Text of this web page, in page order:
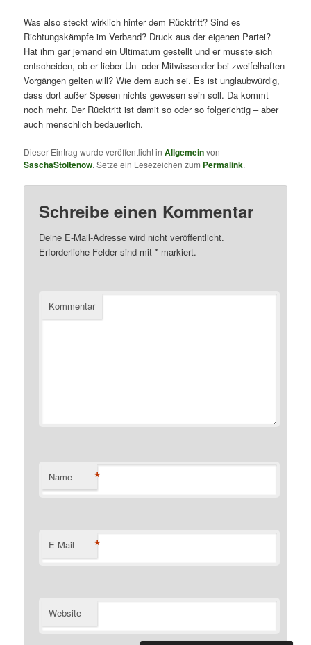
Was also steckt wirklich hinter dem Rücktritt? Sind es
Richtungskämpfe im Verband? Druck aus der eigenen Partei?
Hat ihm gar jemand ein Ultimatum gestellt und er musste sich
entscheiden, ob er lieber Un- oder Mitwissender bei zweifelhaften
Vorgängen gelten will? Wie dem auch sei. Es ist unglaubwürdig,
dass dort außer Spesen nichts gewesen sein soll. Da kommt
noch mehr. Der Rücktritt ist damit so oder so folgerichtig – aber
auch menschlich bedauerlich.
Dieser Eintrag wurde veröffentlicht inAllgemeinvon
SaschaStoltenow. Setze ein Lesezeichen zum Permalink.
Schreibe einen Kommentar
Deine E-Mail-Adresse wird nicht veröffentlicht.
Erforderliche Felder sind mit* markiert.
Kommentar
Name *
E-Mail *
Website